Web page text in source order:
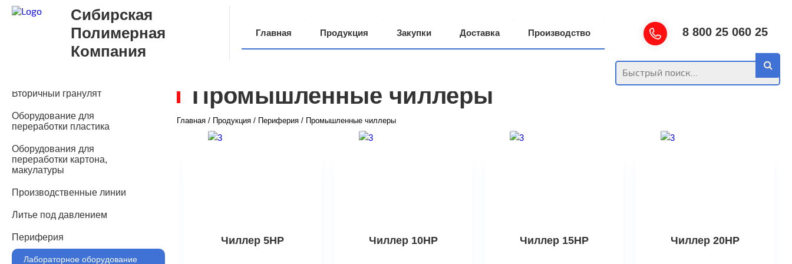
Сибирская
Полимерная
Компания
Главная Продукция Закупки Доставка Производство 8 800 25 060 25
Вторичный гранулят
Оборудование для
переработки пластика
Оборудования для
переработки картона,
макулатуры
Производственные линии
Литье под давлением
Периферия
Лабораторное оборудование
Промышленные чиллеры
Главная / Продукция / Периферия / Промышленные чиллеры
Чиллер 5HP Чиллер 10HP Чиллер 15HP Чиллер 20HP